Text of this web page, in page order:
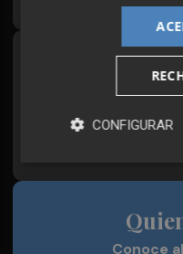
Plaza Podcast,
Conoce
CONFIGURAR